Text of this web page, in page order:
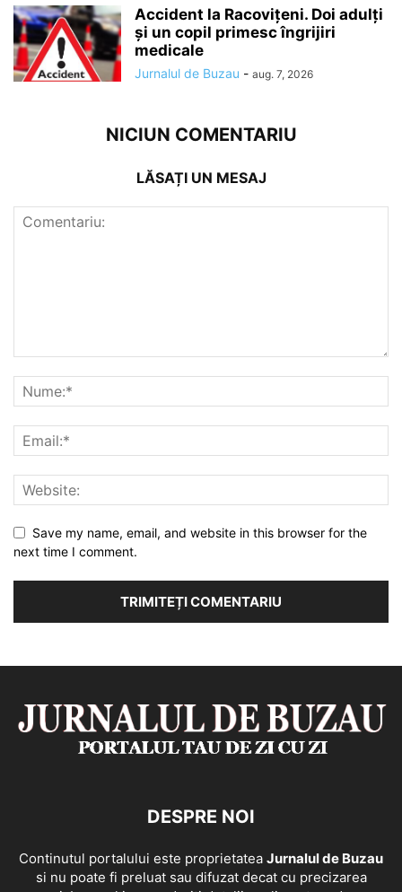
Accident la Racovițeni. Doi adulți
și un copil primesc îngrijiri
medicale
Jurnalul de Buzau - aug. 7, 2026
NICIUN COMENTARIU
LĂSAȚI UN MESAJ
Save my name, email, and website in this browser for the
next time I comment.
DESPRE NOI
Continutul portalului este proprietatea Jurnalul de Buzau
si nu poate fi preluat sau difuzat decat cu precizarea